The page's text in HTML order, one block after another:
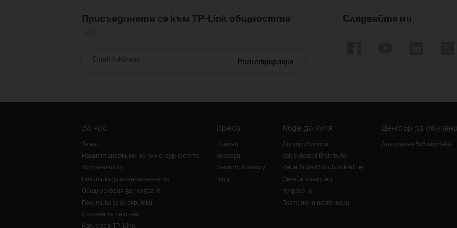
Присъединете се към TP-Link общността
Email Address Регистрирация
Следвайте ни
За нас
За нас
Нашият ангажимент към сигурността
Устойчивост
Политика за поверителност
Общи условия за ползване
Политика за бисквитки
Свържете се с нас
Кариера в TP-Link
Преса
Новини
Награди
Security Advisory
Blog
Къде да купя
Дистрибутори
Value Added Distributor
Value Added Solution Partner
Онлайн магазини
На дребно
Платинени партньори
Център за
Дигитална библиотека